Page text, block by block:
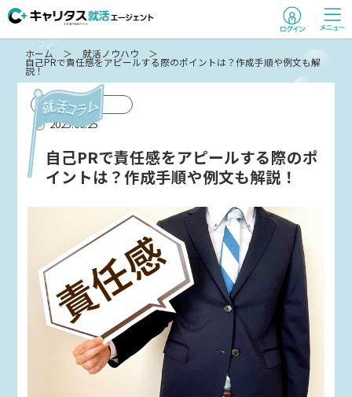
ホーム 就活ノウハウ
自己PRで責任感をアピールする際のポイントは？作成手順や例文も解
説！
コラム
2025.06.25
自己PRで責任感をアピールする際のポ
イントは？作成手順や例文も解説！